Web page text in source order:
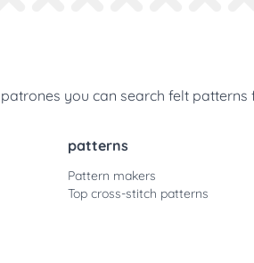
you can search felt
patterns
Pattern makers
Top cross-stitch patterns